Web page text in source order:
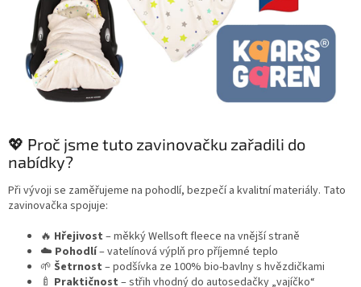
💖 Proč jsme tuto zavinovačku zařadili do
nabídky?
Při vývoji se zaměřujeme na pohodlí, bezpečí a kvalitní materiály. Tato
zavinovačka spojuje:
🔥 Hřejivost – měkký Wellsoft fleece na vnější straně
☁️ Pohodlí– vatelínová výplň pro příjemné teplo
🌱 Šetrnost – podšívka ze 100% bio-bavlny s hvězdičkami
🍼 Praktičnost – střih vhodný do autosedačky „vajíčko“